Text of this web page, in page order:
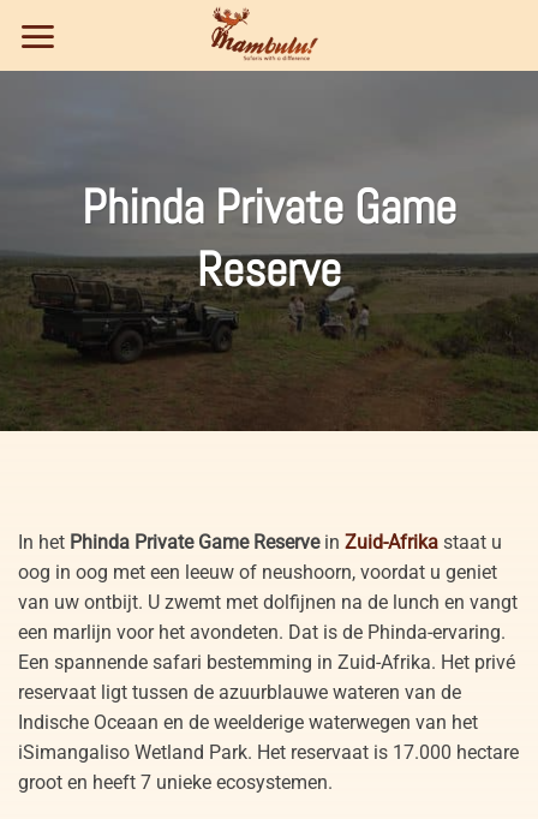
naar
inhoud
Phinda Private Game
Reserve
In het Phinda Private Game Reservein Zuid-Afrika staat u
oog in oog met een leeuw of neushoorn, voordat u geniet
van uw ontbijt. U zwemt met dolfijnen na de lunch en vangt
een marlijn voor het avondeten. Dat is de Phinda-ervaring.
Een spannende safari bestemming in Zuid-Afrika. Het privé
reservaat ligt tussen de azuurblauwe wateren van de
Indische Oceaan en de weelderige waterwegen van het
iSimangaliso Wetland Park. Het reservaat is 17.000 hectare
groot en heeft 7 unieke ecosystemen.